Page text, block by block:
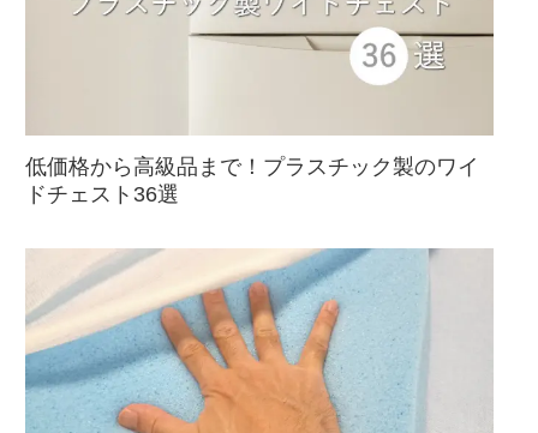
低価格から高級品まで！プラスチック製のワイ
ドチェスト36選